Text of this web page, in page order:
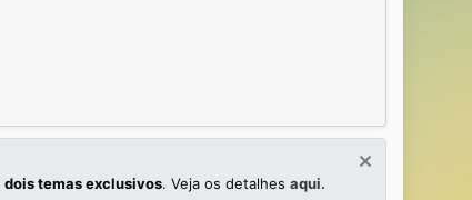
dois temas exclusivos. Veja os detalhes aqui.